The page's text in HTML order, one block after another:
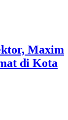
Maxim
di Kota